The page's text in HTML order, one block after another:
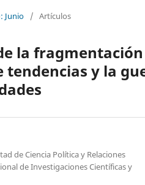
Junio / Artículos
la
tendencias y la
de Ciencia Política y Relaciones
de Investigaciones Científicas y